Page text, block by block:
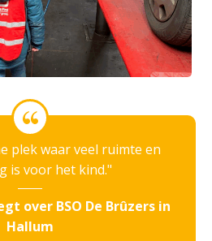
plek waar veel ruimte en
is voor het kind.
over BSO De Brûzers in
Hallum